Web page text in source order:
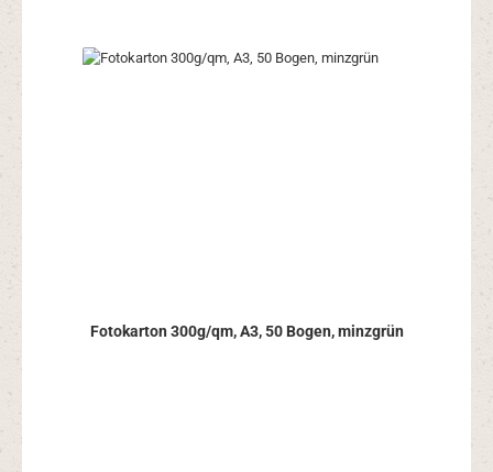
Fotokarton 300g/qm, A3, 50 Bogen, minzgrün